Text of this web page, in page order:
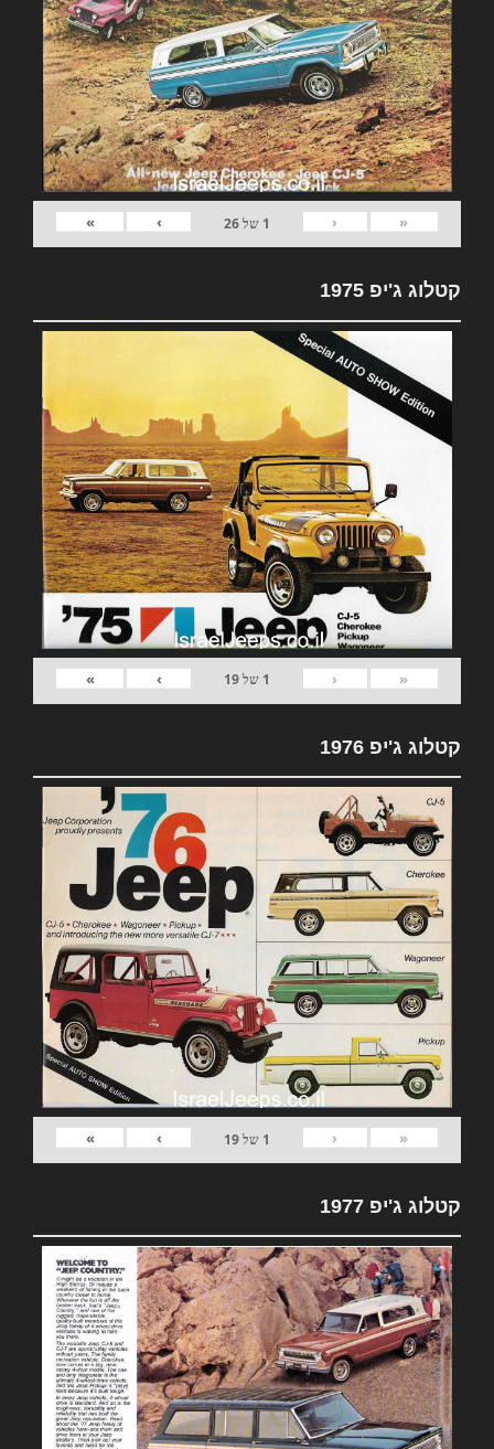
«
‹
1 של26
›
»
קטלוג ג'יפ 1975
«
‹
1 של19
›
»
קטלוג ג'יפ 1976
«
‹
1 של19
›
»
קטלוג ג'יפ 1977